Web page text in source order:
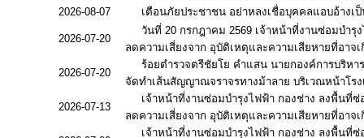
2026-08-07
เตือนภัยประชาชน อย่าหลงเชื่อบุคคลแอบอ้างเ
2026-07-20
วันที่ 20 กรกฎาคม 2569 เจ้าหน้าที่งานซ่อมบำ
ลดความเสี่ยงจาก อุบัติเหตุและความเสียหายที่อา
2026-07-20
ร้อยตำรวจตรีชัยโย คำแสน นายกองค์การบริห
จัดทำเส้นสัญญาณจราจรทางม้าลาย บริเวณหน้าโร
2026-07-13
เจ้าหน้าที่งานซ่อมบำรุงไฟฟ้า กองช่าง ลงพื้นที่
ลดความเสี่ยงจาก อุบัติเหตุและความเสียหายที่อา
เจ้าหน้าที่งานซ่อมบำรุงไฟฟ้า กองช่าง ลงพื้นที่